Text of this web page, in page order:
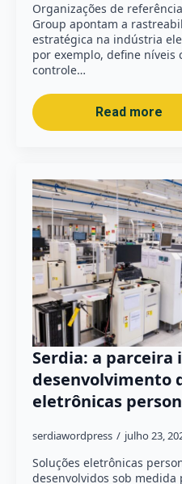
Organizações de
Group apontam a
estratégica na indústria
por exemplo, define níveis
controle…
Read more
Serdia: a parceira
desenvolvimento
eletrônicas
serdiawordpress julho 23,
Soluções eletrônicas
desenvolvidos sob medida